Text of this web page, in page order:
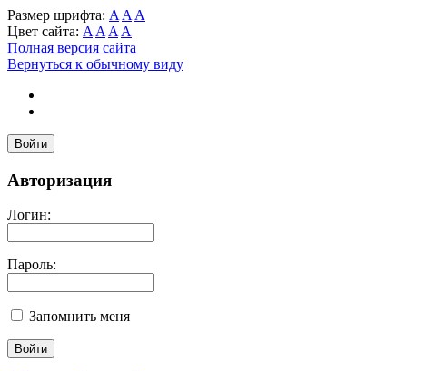
Размер шрифта: A A A
Цвет сайта: A A A A
Полная версия сайта
Вернуться к обычному виду
Войти
Авторизация
Логин:
Пароль:
Запомнить меня